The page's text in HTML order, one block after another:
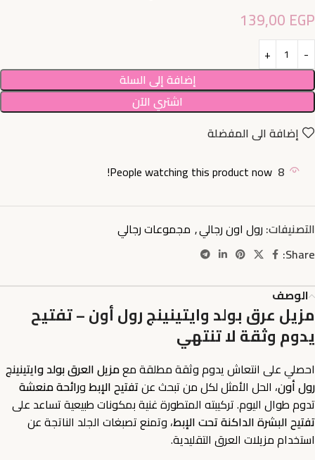
139,00 EGP
إضافة إلى السلة
اشتري الآن
إضافة الى المفضلة
8
People watching this product now!
التصنيفات: رول اون رجالي, مجموعات رجالي
Share:
الوصف
مزيل عرق بولد وايتينينج رول أون – تفتيح
يدوم وثقة لا تنتهي
احصلي على انتعاش يدوم وثقة مطلقة معمزيل العرق بولد وايتينينج
رول أون، الحل الأمثل لكل من تبحث عنتفتيح الإبطورائحة منعشة
تدوم طوال اليوم. تركيبته المتطورة غنية بمكونات طبيعية تساعد على
تفتيح البشرة الداكنة تحت الإبط، وتمنع تصبغات الجلد الناتجة عن
استخدام مزيلات العرق التقليدية.